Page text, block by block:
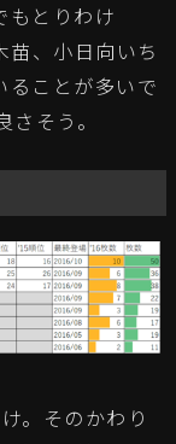
もとりわけ
苗、小日向いち
ることが多いで
そう。
。そのかわり